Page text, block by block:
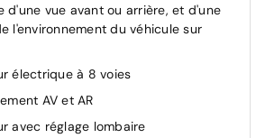
d'une vue avant ou arrière, et d'une
l'environnement du véhicule sur
électrique à 8 voies
AV et AR
avec réglage lombaire